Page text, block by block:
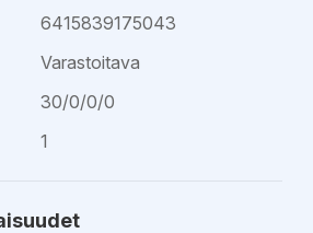
6415839175043
Varastoitava
30/0/0/0
1